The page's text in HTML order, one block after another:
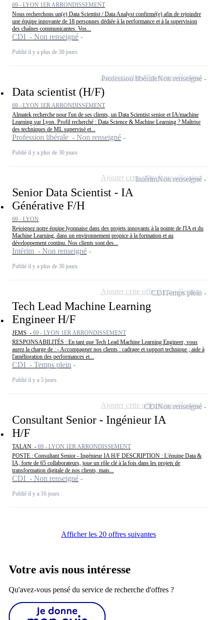
69 - LYON 1ER ARRONDISSEMENT
Nous recherchons un(e) Data Scientist / Data Analyst confirmé(e) afin de rejoindre
une équipe innovante de 18 personnes dédiée à la performance et à la supervision
des chaînes communicantes. Vos...
CDI - Non renseigné
Publié il y a plus de 30 jours
Data scientist (H/F)
69 - LYON 1ER ARRONDISSEMENT
Almatek recherche pour l'un de ses clients, un Data Scientist senior et IA/machine
Learning sur Lyon. Profil recherché : Data Science & Machine Learning ? Maîtrise
des techniques de ML supervisé et...
Profession libérale - Non renseigné
Publié il y a plus de 30 jours
Profession libéraleNon renseigné
Ajouter cette offre à ma sélection
Senior Data Scientist - IA
Générative F/H
69 - LYON
Rejoignez notre équipe lyonnaise dans des projets innovants à la pointe de l'IA et du
Machine Learning, dans un environnement propice à la formation et au
développement continu. Nos clients sont des...
Intérim - Non renseigné
Publié il y a plus de 30 jours
IntérimNon renseigné
Ajouter cette offre à ma sélection
Tech Lead Machine Learning
Engineer H/F
JEMS - 69 - LYON 1ER ARRONDISSEMENT
RESPONSABILITÉS : En tant que Tech Lead Machine Learning Engineer, vous
aurez la charge de : - Accompagner nos clients : cadrage et support technique ; aide à
l'amélioration des performances et...
CDI - Temps plein
Publié il y a 5 jours
CDITemps plein
Ajouter cette offre à ma sélection
Consultant Senior - Ingénieur IA
H/F
TALAN - 69 - LYON 1ER ARRONDISSEMENT
POSTE : Consultant Senior - Ingénieur IA H/F DESCRIPTION : L'équipe Data &
IA, forte de 65 collaborateurs, joue un rôle clé à la fois dans les projets de
transformation digitale de nos clients, mais...
CDI - Non renseigné
Publié il y a 16 jours
CDINon renseigné
Ajouter cette offre à ma sélection
Afficher les 20 offres suivantes
Votre avis nous intéresse
Qu'avez-vous pensé du service de recherche d'offres ?